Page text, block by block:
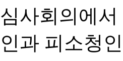
심사회의에
인과 피소청